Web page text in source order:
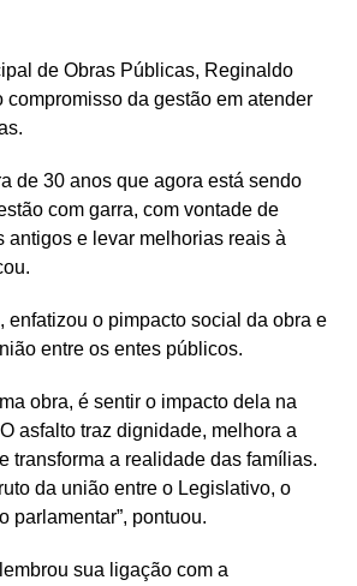
de Obras Públicas, Reginaldo
compromisso da gestão em atender
de 30 anos que agora está sendo
com garra, com vontade de
antigos e levar melhorias reais à
enfatizou o pimpacto social da obra e
entre os entes públicos.
obra, é sentir o impacto dela na
asfalto traz dignidade, melhora a
transforma a realidade das famílias.
da união entre o Legislativo, o
parlamentar”, pontuou.
sua ligação com a